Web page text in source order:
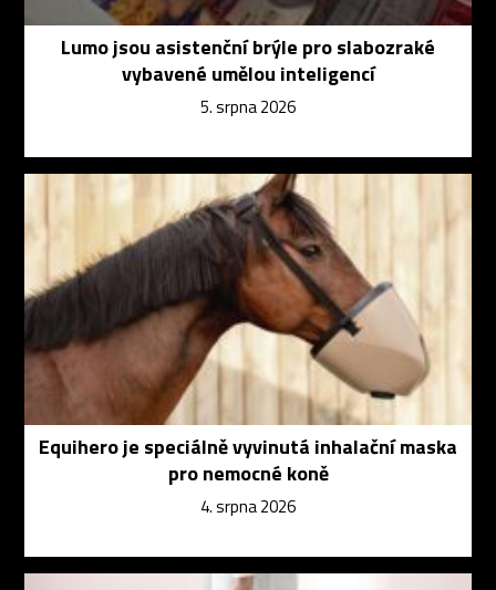
Lumo jsou asistenční brýle pro slabozraké
vybavené umělou inteligencí
5. srpna 2026
Equihero je speciálně vyvinutá inhalační maska
pro nemocné koně
4. srpna 2026